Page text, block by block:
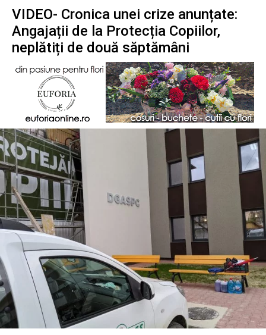
VIDEO- Cronica unei crize anunțate:
Angajații de la Protecția Copiilor,
neplătiți de două săptămâni